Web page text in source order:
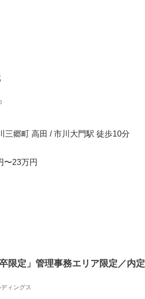
三郷町 高田 / 市川大門駅 徒歩10分
〜23万円
限定」管理事務エリア限定／内
ィングス